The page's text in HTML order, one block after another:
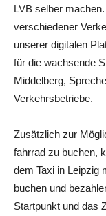
LVB selber
verschiedener
unserer digitalen
für die wachsende
Middelberg,
Verkehrsbetriebe.
Zusätzlich zur
fahrrad zu buchen,
dem Taxi in Leipzig
buchen und
Startpunkt und das